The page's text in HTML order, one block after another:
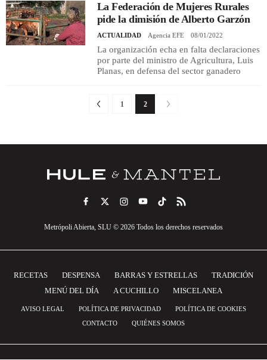
La Federación de Mujeres Rurales
pide la dimisión de Alberto Garzón
ACTUALIDAD Agencia EFE 08/01/2022
La organización echa en falta declaraciones
por parte del ministro de Agricultura, Luis
Planas, en defensa del sector ganadero
1 2
Metrópoli Abierta, SLU © 2026 Todos los derechos reservados
RECETAS DESPENSA BARRAS Y ESTRELLAS
TRADICIÓN
MENÚ DEL DÍA
A CUCHILLO MISCELANEA
AVISO LEGAL POLÍTICA DE PRIVACIDAD
POLÍTICA DE COOKIES
CONTACTO
QUIÉNES SOMOS